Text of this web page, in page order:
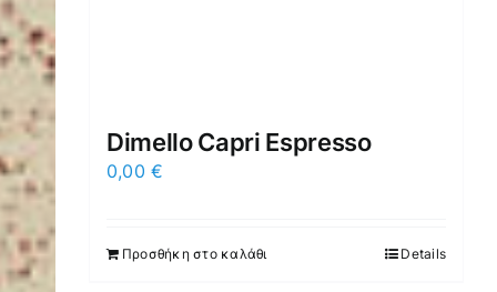
Dimello Capri Espresso
0,00€
Προσθήκη στο καλάθι Details